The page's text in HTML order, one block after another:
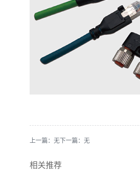
上一篇：无 下一篇：无
相关推荐